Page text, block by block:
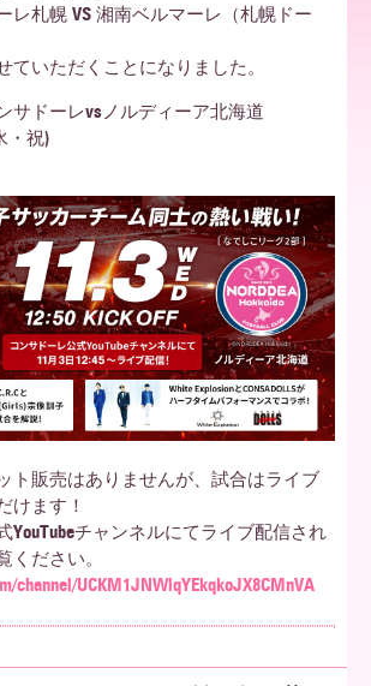
レ札幌 VS 湘南ベルマーレ（札幌ドー
ていただくことになりました。
サドーレvsノルディーア北海道
・祝)
ト販売はありませんが、試合はライブ
けます！
YouTubeチャンネルにてライブ配信され
ください。
channel/UCKM1JNWlqYEkqkoJX8CMnVA